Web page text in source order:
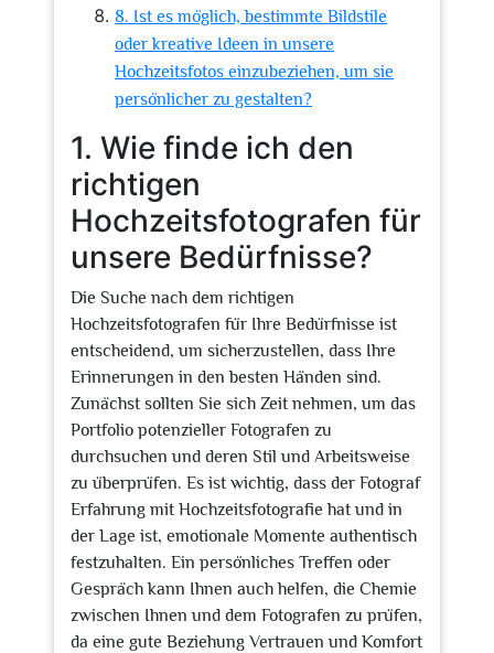
8. Ist es möglich, bestimmte Bildstile
oder kreative Ideen in unsere
Hochzeitsfotos einzubeziehen, um sie
persönlicher zu gestalten?
1. Wie finde ich den
richtigen
Hochzeitsfotografen für
unsere Bedürfnisse?
Die Suche nach dem richtigen
Hochzeitsfotografen für Ihre Bedürfnisse ist
entscheidend, um sicherzustellen, dass Ihre
Erinnerungen in den besten Händen sind.
Zunächst sollten Sie sich Zeit nehmen, um das
Portfolio potenzieller Fotografen zu
durchsuchen und deren Stil und Arbeitsweise
zu überprüfen. Es ist wichtig, dass der Fotograf
Erfahrung mit Hochzeitsfotografie hat und in
der Lage ist, emotionale Momente authentisch
festzuhalten. Ein persönliches Treffen oder
Gespräch kann Ihnen auch helfen, die Chemie
zwischen Ihnen und dem Fotografen zu prüfen,
da eine gute Beziehung Vertrauen und Komfort